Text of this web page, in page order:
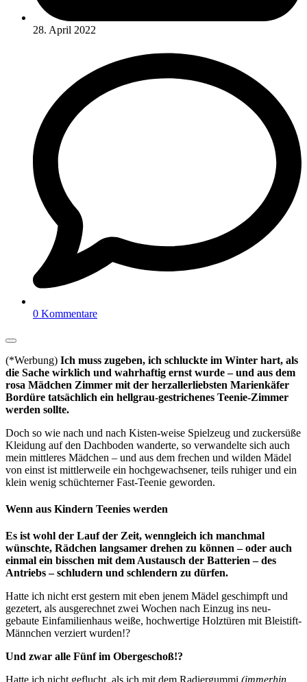
28. April 2022
0 Kommentare
(*Werbung) Ich muss zugeben, ich schluckte im Winter hart, als
die Sache wirklich und wahrhaftig ernst wurde – und aus dem
rosa Mädchen Zimmer mit der herzallerliebsten Marienkäfer
Bordüre tatsächlich ein hellgrau-gestrichenes Teenie-Zimmer
werden sollte.
Doch so wie nach und nach Kisten-weise Spielzeug und zuckersüße
Kleidung auf den Dachboden wanderte, so verwandelte sich auch
mein mittleres Mädchen – und aus dem frechen und wilden Mädel
von einst ist mittlerweile ein hochgewachsener, teils ruhiger und ein
klein wenig schüchterner Fast-Teenie geworden.
Wenn aus Kindern Teenies werden
Es ist wohl der Lauf der Zeit, wenngleich ich manchmal
wünschte, Rädchen langsamer drehen zu können – oder auch
einmal ein bisschen mit dem Austausch der Batterien – des
Antriebs – schludern und schlendern zu dürfen.
Hatte ich nicht erst gestern mit eben jenem Mädel geschimpft und
gezetert, als ausgerechnet zwei Wochen nach Einzug ins neu-
gebaute Einfamilienhaus weiße, hochwertige Holztüren mit Bleistift-
Männchen verziert wurden!?
Und zwar alle Fünf im Obergeschoß!?
Hatte ich nicht geflucht, als ich mit dem Radiergummi (immerhin